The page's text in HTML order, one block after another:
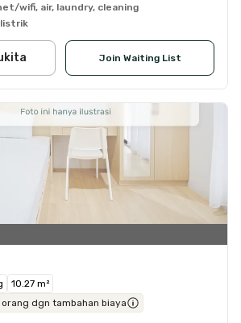
wifi, air, laundry, cleaning
Join Waiting List
10.27 m²
dgn tambahan biaya